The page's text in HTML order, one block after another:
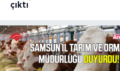
çıktı